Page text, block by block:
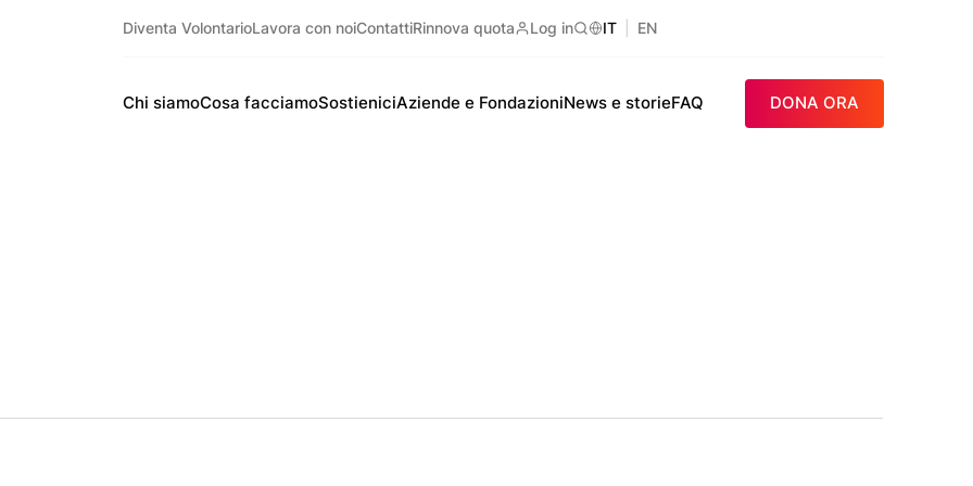
Chi siamoCosa facciamoSostieniciAziende e FondazioniNews e storieFAQ DONA ORA
Diventa VolontarioLavora con noiContattiRinnova quota Log in
Ricerca
IT EN